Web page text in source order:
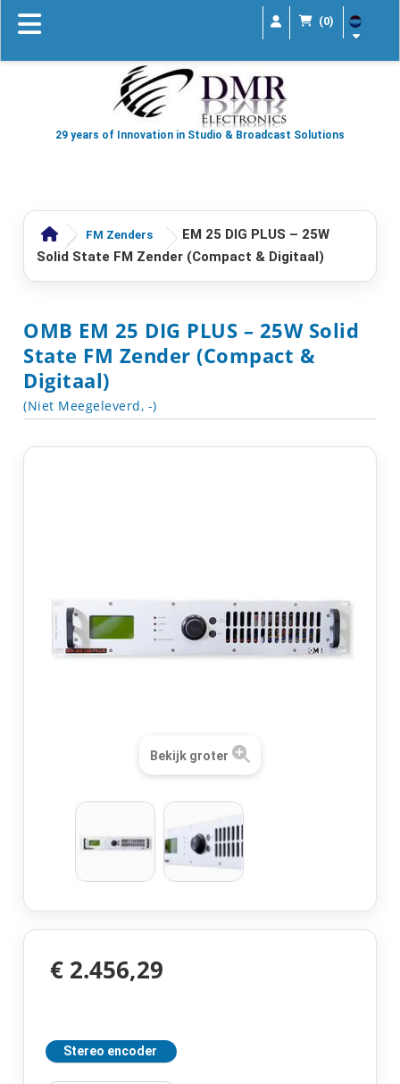
(0)
29 years of Innovation in Studio & Broadcast Solutions
FM Zenders
EM 25 DIG PLUS – 25W
Solid State FM Zender (Compact & Digitaal)
OMB EM 25 DIG PLUS – 25W Solid
State FM Zender (Compact &
Digitaal)
(Niet Meegeleverd, -)
Bekijk groter
€ 2.456,29
Stereo encoder